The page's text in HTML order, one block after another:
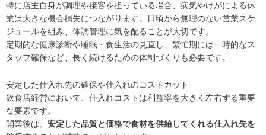
特に店主自身が調理や接客を担っている場合、病気やけがによる休
業は大きな機会損失につながります。日頃から無理のない営業スケ
ジュールを組み、体調管理に気を配ることが大切です。
定期的な健康診断や睡眠・食生活の見直し、繁忙期には一時的なス
タッフ確保など、長く続けるための体制づくりも必要です。
安定した仕入れ先の確保や仕入れのコストカット
飲食店経営において、仕入れコストは利益率を大きく左右する重要
な要素です。
開業後は、 安定した品質と価格で食材を供給してくれる仕入れ先を